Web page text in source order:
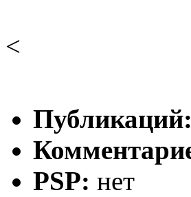
<
Публикаций:
PSP: нет